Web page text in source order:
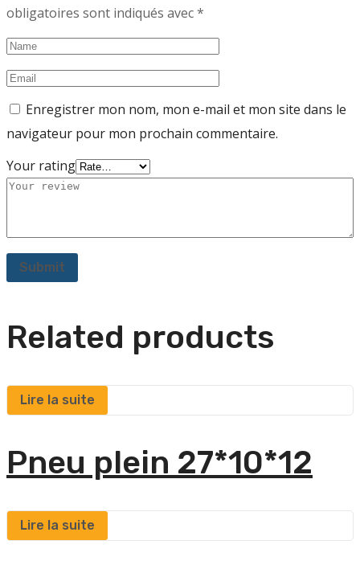
obligatoires sont indiqués avec*
Enregistrer mon nom, mon e-mail et mon site dans le
navigateur pour mon prochain commentaire.
Your rating
Related products
Lire la suite
Pneu plein 27*10*12
Lire la suite